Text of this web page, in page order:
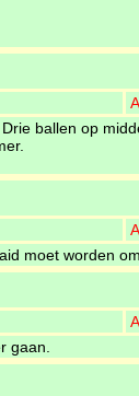
ballen op
moet worden
gaan.